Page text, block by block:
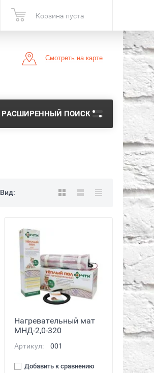
Корзина пуста
Смотреть на карте
РАСШИРЕННЫЙ ПОИСК
Вид:
Нагревательный мат
МНД-2,0-320
Артикул: 001
Добавить к сравнению